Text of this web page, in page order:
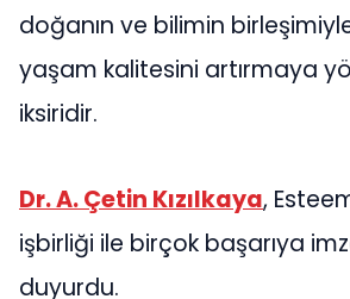
doğanın ve bilimin
yaşam kalitesini artırmaya
iksiridir.
Dr. A. Çetin Kızılkaya,
işbirliği ile birçok başarıya
duyurdu.